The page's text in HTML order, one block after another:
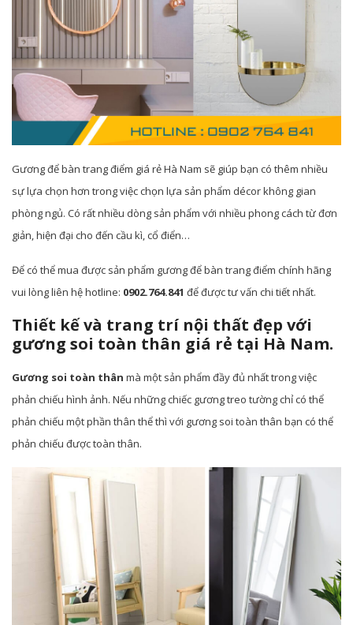
Gương để bàn trang điểm giá rẻ Hà Nam sẽ giúp bạn có thêm nhiều
sự lựa chọn hơn trong việc chọn lựa sản phẩm décor không gian
phòng ngủ. Có rất nhiều dòng sản phẩm với nhiều phong cách từ đơn
giản, hiện đại cho đến cầu kì, cổ điển…
Để có thể mua được sản phẩm gương để bàn trang điểm chính hãng
vui lòng liên hệ hotline: 0902.764.841 để được tư vấn chi tiết nhất.
Thiết kế và trang trí nội thất đẹp với
gương soi toàn thân giá rẻ tại Hà Nam.
Gương soi toàn thân mà một sản phẩm đầy đủ nhất trong việc
phản chiếu hình ảnh. Nếu những chiếc gương treo tường chỉ có thể
phản chiếu một phần thân thể thì với gương soi toàn thân bạn có thể
phản chiếu được toàn thân.